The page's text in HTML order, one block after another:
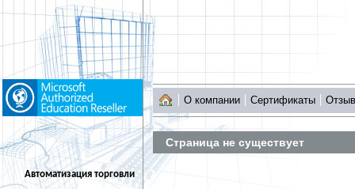
Автоматизация торговли
О компании Сертификаты
Страница не существует